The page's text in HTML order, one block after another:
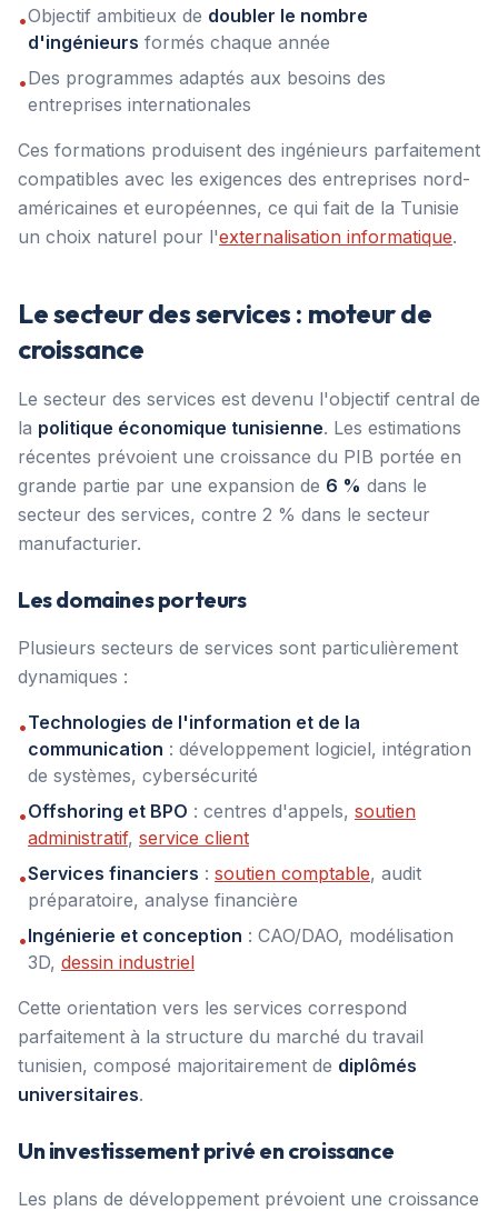
•Objectif ambitieux de doubler le nombre
d'ingénieurs formés chaque année
•Des programmes adaptés aux besoins des
entreprises internationales
Ces formations produisent des ingénieurs parfaitement
compatibles avec les exigences des entreprises nord-
américaines et européennes, ce qui fait de la Tunisie
un choix naturel pour l'externalisation informatique.
Le secteur des services : moteur de
croissance
Le secteur des services est devenu l'objectif central de
la politique économique tunisienne. Les estimations
récentes prévoient une croissance du PIB portée en
grande partie par une expansion de 6 % dans le
secteur des services, contre 2 % dans le secteur
manufacturier.
Les domaines porteurs
Plusieurs secteurs de services sont particulièrement
dynamiques :
•Technologies de l'information et de la
communication : développement logiciel, intégration
de systèmes, cybersécurité
•Offshoring et BPO : centres d'appels, soutien
administratif, service client
•Services financiers : soutien comptable, audit
préparatoire, analyse financière
•Ingénierie et conception : CAO/DAO, modélisation
3D, dessin industriel
Cette orientation vers les services correspond
parfaitement à la structure du marché du travail
tunisien, composé majoritairement de diplômés
universitaires.
Un investissement privé en croissance
Les plans de développement prévoient une croissance